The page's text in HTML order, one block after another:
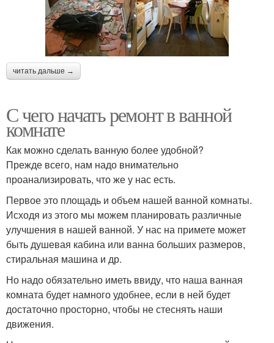
читать дальше →
С чего начать ремонт в ванной
комнате
Как можно сделать ванную более удобной?
Прежде всего, нам надо внимательно
проанализировать, что же у нас есть.
Первое это площадь и объем нашей ванной комнаты.
Исходя из этого мы можем планировать различные
улучшения в нашей ванной. У нас на примете может
быть душевая кабина или ванна больших размеров,
стиральная машина и др.
Но надо обязательно иметь ввиду, что наша ванная
комната будет намного удобнее, если в ней будет
достаточно просторно, чтобы не стеснять наши
движения.